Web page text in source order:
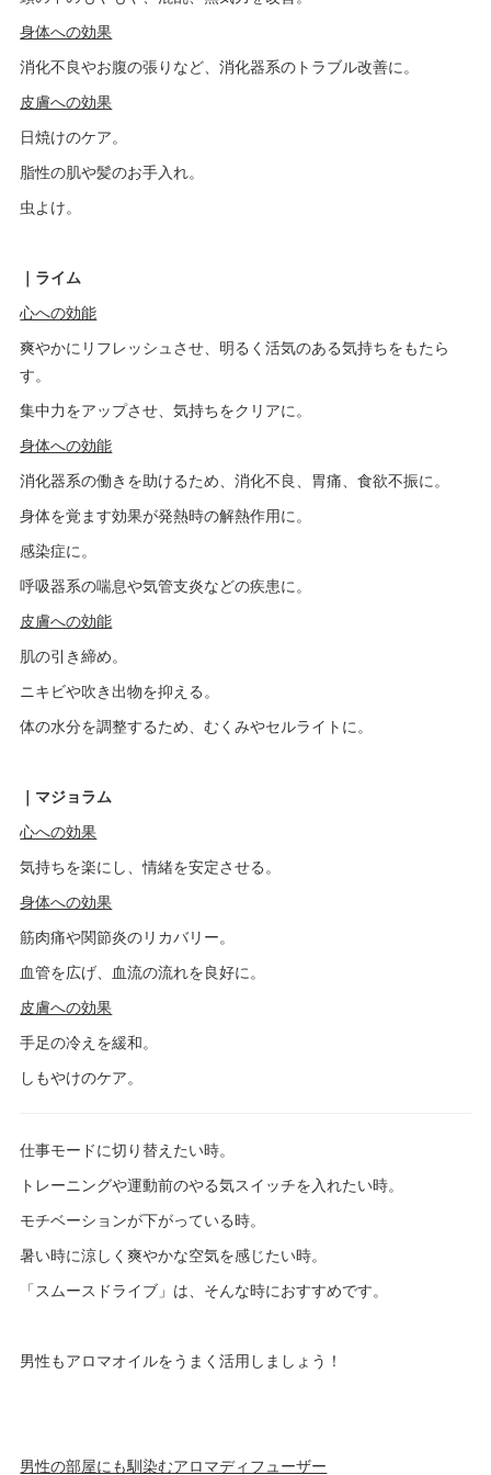
身体への効果
消化不良やお腹の張りなど、消化器系のトラブル改善に。
皮膚への効果
日焼けのケア。
脂性の肌や髪のお手入れ。
虫よけ。
｜ライム
心への効能
爽やかにリフレッシュさせ、明るく活気のある気持ちをもたら
す。
集中力をアップさせ、気持ちをクリアに。
身体への効能
消化器系の働きを助けるため、消化不良、胃痛、食欲不振に。
身体を覚ます効果が発熱時の解熱作用に。
感染症に。
呼吸器系の喘息や気管支炎などの疾患に。
皮膚への効能
肌の引き締め。
ニキビや吹き出物を抑える。
体の水分を調整するため、むくみやセルライトに。
｜マジョラム
心への効果
気持ちを楽にし、情緒を安定させる。
身体への効果
筋肉痛や関節炎のリカバリー。
血管を広げ、血流の流れを良好に。
皮膚への効果
手足の冷えを緩和。
しもやけのケア。
仕事モードに切り替えたい時。
トレーニングや運動前のやる気スイッチを入れたい時。
モチベーションが下がっている時。
暑い時に涼しく爽やかな空気を感じたい時。
「スムースドライブ」は、そんな時におすすめです。
男性もアロマオイルをうまく活用しましょう！
男性の部屋にも馴染むアロマディフューザー